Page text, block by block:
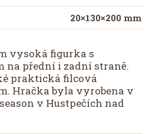
vysoká figurka s
přední i zadní straně.
praktická filcová
Hračka byla vyrobena v
v Hustpečích nad
20×130×200 mm